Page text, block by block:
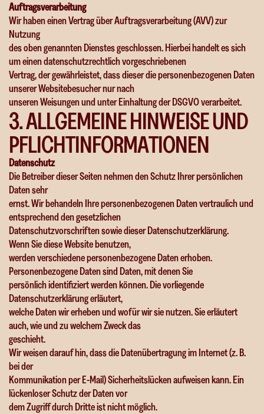
Auftragsverarbeitung
Wir haben einen Vertrag über Auftragsverarbeitung (AVV) zur
Nutzung
des oben genannten Dienstes geschlossen. Hierbei handelt es sich
um einen datenschutzrechtlich vorgeschriebenen
Vertrag, der gewährleistet, dass dieser die personenbezogenen Daten
unserer Websitebesucher nur nach
unseren Weisungen und unter Einhaltung der DSGVO verarbeitet.
3.ALLGEMEINEHINWEISEUND
PFLICHTINFORMATIONEN
Datenschutz
Die Betreiber dieser Seiten nehmen den Schutz Ihrer persönlichen
Daten sehr
ernst. Wir behandeln Ihre personenbezogenen Daten vertraulich und
entsprechend den gesetzlichen
Datenschutzvorschriften sowie dieser Datenschutzerklärung.
Wenn Sie diese Website benutzen,
werden verschiedene personenbezogene Daten erhoben.
Personenbezogene Daten sind Daten, mit denen Sie
persönlich identifiziert werden können. Die vorliegende
Datenschutzerklärung erläutert,
welche Daten wir erheben und wofür wir sie nutzen. Sie erläutert
auch, wie und zu welchem Zweck das
geschieht.
Wir weisen darauf hin, dass die Datenübertragung im Internet (z. B.
bei der
Kommunikation per E-Mail) Sicherheitslücken aufweisen kann. Ein
lückenloser Schutz der Daten vor
dem Zugriff durch Dritte ist nicht möglich.